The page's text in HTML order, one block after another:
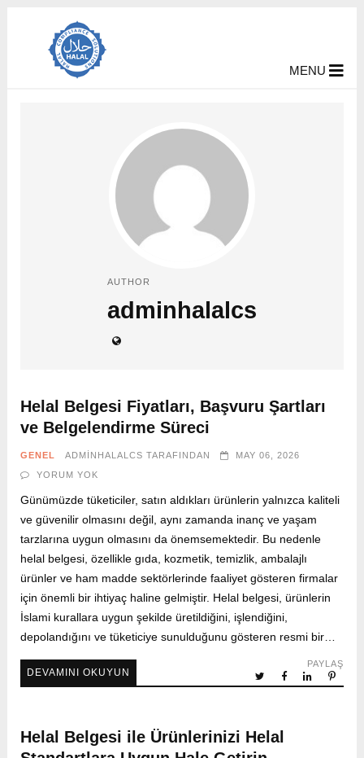
MENU
AUTHOR
adminhalalcs
Helal Belgesi Fiyatları, Başvuru Şartları
ve Belgelendirme Süreci
GENEL ADMINHALALCS TARAFINDAN
MAY 06, 2026
YORUM YOK
Günümüzde tüketiciler, satın aldıkları ürünlerin yalnızca kaliteli
ve güvenilir olmasını değil, aynı zamanda inanç ve yaşam
tarzlarına uygun olmasını da önemsemektedir. Bu nedenle
helal belgesi, özellikle gıda, kozmetik, temizlik, ambalajlı
ürünler ve ham madde sektörlerinde faaliyet gösteren firmalar
için önemli bir ihtiyaç haline gelmiştir. Helal belgesi, ürünlerin
İslami kurallara uygun şekilde üretildiğini, işlendiğini,
depolandığını ve tüketiciye sunulduğunu gösteren resmi bir…
DEVAMINI OKUYUN
PAYLAŞ
Helal Belgesi ile Ürünlerinizi Helal